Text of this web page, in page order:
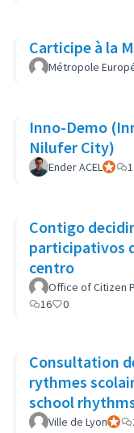
Carticipe à la
Métropole
Inno-Demo
Nilufer City)
Ender ACEL
Contigo
participativos
centro
Office of Citizen
16
0
Consultation
rythmes
school
escolares
Ville de Lyon